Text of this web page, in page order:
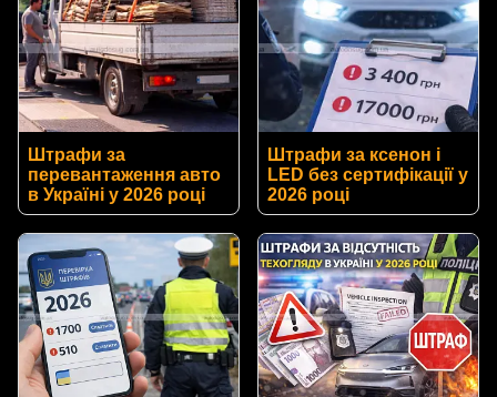
Штрафи за
перевантаження авто
в Україні у 2026 році
Штрафи за ксенон і
LED без сертифікації у
2026 році